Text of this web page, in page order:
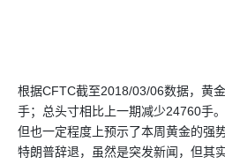
根据CFTC截至2018/03/06数据，黄
手；总头寸相比上一期减少24760手
但也一定程度上预示了本周黄金的强
特朗普辞退，虽然是突发新闻，但其